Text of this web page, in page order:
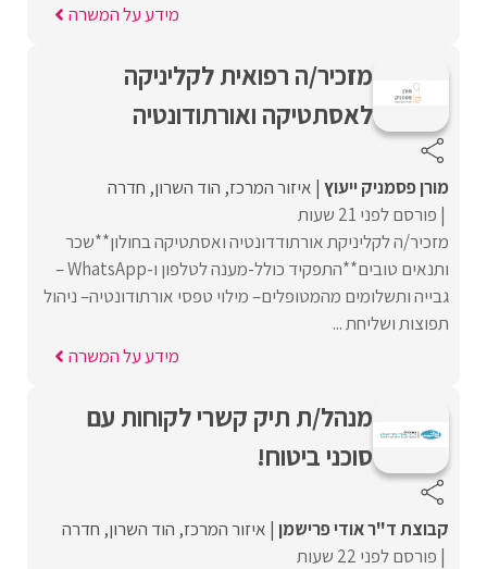
מידע על המשרה
מזכיר/ה רפואית לקליניקה
לאסתטיקה ואורתודונטיה
מורן פסמניק ייעוץ איזור המרכז הוד השרון חדרה
פורסם לפני 21 שעות
מזכיר/ה לקליניקת אורתודדונטיה ואסתטיקה בחולון**שכר
ותנאים טובים**התפקיד כולל-מענה לטלפון ו-WhatsApp –
גבייה ותשלומים מהמטופלים– מילוי טפסי אורתודונטיה– ניהול
תפוצות ושליחת ...
מידע על המשרה
מנהל/ת תיק קשרי לקוחות עם
סוכני ביטוח!
קבוצת ד"ר אודי פרישמן איזור המרכז הוד השרון חדרה
פורסם לפני 22 שעות